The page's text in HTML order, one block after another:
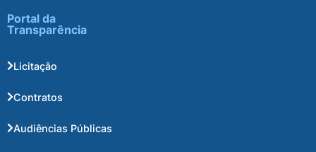
Portal da
Transparência
Licitação
Contratos
Audiências Públicas